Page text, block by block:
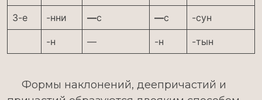
3-е -нни —с —с -сун
-н — -н -тын
Формы наклонений, деепричастий и